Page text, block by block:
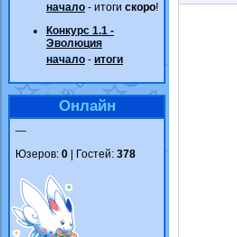
начало - итоги скоро!
Конкурс 1.1 -
Эволюция
начало - итоги
Онлайн
—
Юзеров: 0 | Гостей: 378